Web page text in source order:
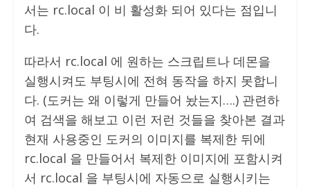
서는 rc.local 이 비 활성화 되어 있다는 점입니
다.
따라서 rc.local 에 원하는 스크립트나 데몬을
실행시켜도 부팅시에 전혀 동작을 하지 못합니
다. (도커는 왜 이렇게 만들어 놨는지….) 관련하
여 검색을 해보고 이런 저런 것들을 찾아본 결과
현재 사용중인 도커의 이미지를 복제한 뒤에
rc.local 을 만들어서 복제한 이미지에 포함시켜
서 rc.local 을 부팅시에 자동으로 실행시키는